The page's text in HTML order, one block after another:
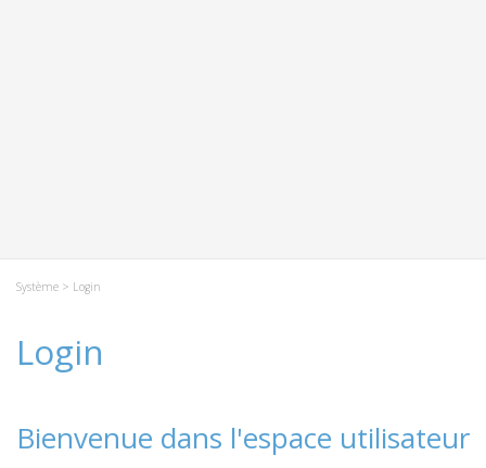
Système > Login
Login
Bienvenue dans l'espace utilisateur